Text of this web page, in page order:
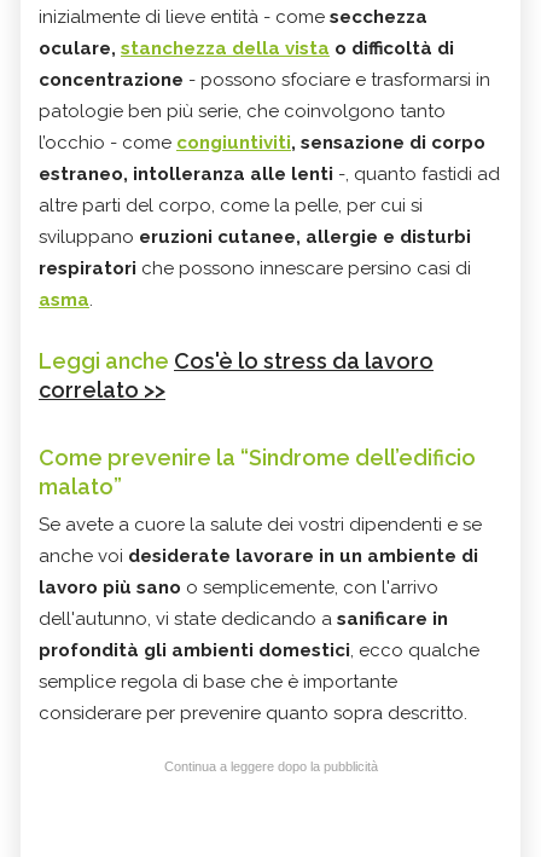
inizialmente di lieve entità - come secchezza
oculare, stanchezza della vista o difficoltà di
concentrazione - possono sfociare e trasformarsi in
patologie ben più serie, che coinvolgono tanto
l’occhio - come congiuntiviti, sensazione di corpo
estraneo, intolleranza alle lenti -, quanto fastidi ad
altre parti del corpo, come la pelle, per cui si
sviluppano eruzioni cutanee, allergie e disturbi
respiratori che possono innescare persino casi di
asma.
Leggi anche Cos'è lo stress da lavoro
correlato >>
Come prevenire la “Sindrome dell’edificio
malato”
Se avete a cuore la salute dei vostri dipendenti e se
anche voi desiderate lavorare in un ambiente di
lavoro più sano o semplicemente, con l'arrivo
dell'autunno, vi state dedicando a sanificare in
profondità gli ambienti domestici, ecco qualche
semplice regola di base che è importante
considerare per prevenire quanto sopra descritto.
Continua a leggere dopo la pubblicità